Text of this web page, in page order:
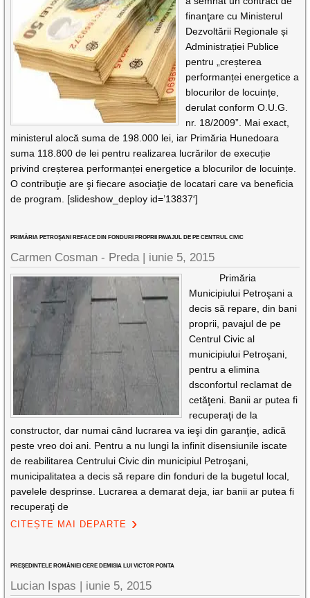
finanţare cu Ministerul
Dezvoltării Regionale și
Administrației Publice
pentru „creșterea
performanței energetice a
blocurilor de locuințe,
derulat conform O.U.G.
nr. 18/2009”. Mai exact,
ministerul alocă suma de 198.000 lei, iar Primăria Hunedoara
suma 118.800 de lei pentru realizarea lucrărilor de execuție
privind creșterea performanței energetice a blocurilor de locuințe.
O contribuţie are şi fiecare asociaţie de locatari care va beneficia
de program. [slideshow_deploy id=’13837′]
PRIMĂRIA PETROŞANI REFACE DIN FONDURI PROPRII PAVAJUL DE PE CENTRUL CIVIC
Carmen Cosman - Preda | iunie 5, 2015
Primăria
Municipiului Petroşani a
decis să repare, din bani
proprii, pavajul de pe
Centrul Civic al
municipiului Petroşani,
pentru a elimina
dsconfortul reclamat de
cetăţeni. Banii ar putea fi
recuperaţi de la
constructor, dar numai când lucrarea va ieşi din garanţie, adică
peste vreo doi ani. Pentru a nu lungi la infinit disensiunile iscate
de reabilitarea Centrului Civic din municipiul Petroşani,
municipalitatea a decis să repare din fonduri de la bugetul local,
pavelele desprinse. Lucrarea a demarat deja, iar banii ar putea fi
recuperaţi de
CITEȘTE MAI DEPARTE
PREŞEDINTELE ROMÂNIEI CERE DEMISIA LUI VICTOR PONTA
Lucian Ispas | iunie 5, 2015